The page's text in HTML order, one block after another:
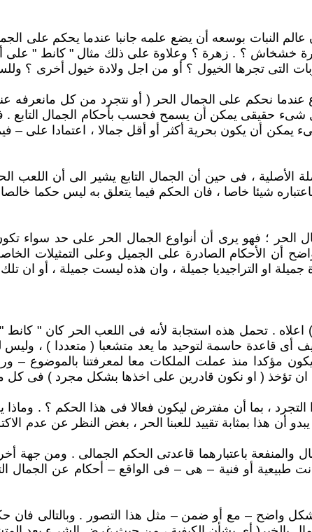
النبات بوسعه أن يضع علمه جانبا عندما يحكم على
خشخاش ؟ . زهرة ؟ وعلاوة على ذلك مثال " كانط " على
التى تجرها الخيول ؟ أو من اجل ولادة خيول أخرى ؟
نحكم على الجمال الحر ( أو نتجرد من كل مانعرفه
حقيقى يمكن أن يسمح فحسب بأحكام الجمال التابع .
أن يكون بحرية أكثر أو أقل جمالا ، اعتمادا على –
، فى حين أن الجمال التابع يشير الى أن اللعب
شيئا خاصا ، فان الحكم فيما يتعلق به ليس حكما
الحر ؛ فهو يرى أن أنواوع الجمال الحر على حد سواء
الأحكام الصادرة على الجميل وعلى التمثيلات
او التراجيديا جميلة ، وان هذه ليست جميلة ، أو ان
. تحمل هذه استجابة لأنه فى اللعب الحر كان "
أى قاعدة حاسمة لتوحيد ما يعد متشعبا ( متعددا ) ، وليس
مؤكدا منذ عملت الملكات معا لمعرفتنا بالموضوع –
ان تؤخذ ( او نكون قادرين على اخذها بشكل مجرد ) فى كل
، بما أن مفترض ليكون فعالا فى هذا الحكم ؟ . وماذا
هذا بمثابة تقييد للعبنا الحر ، بغض النظر عن عدم
باعتبارهما قاعدتى الحكم الجمالى . ومن جهة
أو فنية – هى – فى الواقع – أحكام عن الجمال
بشكل واضح – مع أو ضمن – مثل هذا التصور . وبالتالى